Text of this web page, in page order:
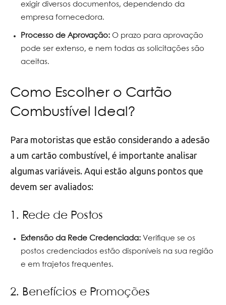
exigir diversos documentos, dependendo da
empresa fornecedora.
Processo de Aprovação: O prazo para aprovação
pode ser extenso, e nem todas as solicitações são
aceitas.
Como Escolher o Cartão
Combustível Ideal?
Para motoristas que estão considerando a adesão
a um cartão combustível, é importante analisar
algumas variáveis. Aqui estão alguns pontos que
devem ser avaliados:
1. Rede de Postos
Extensão da Rede Credenciada: Verifique se os
postos credenciados estão disponíveis na sua região
e em trajetos frequentes.
2. Benefícios e Promoções